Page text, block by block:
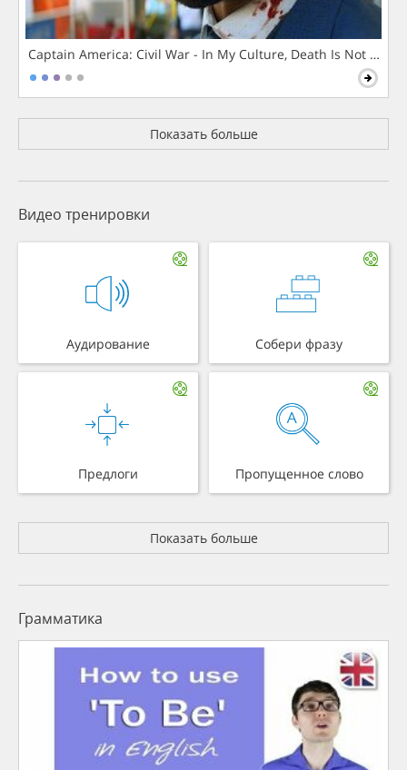
Captain America: Civil War - In My Culture, Death Is Not The
Показать больше
Видео тренировки
Аудирование Собери фразу
Предлоги Пропущенное слово
Показать больше
Грамматика